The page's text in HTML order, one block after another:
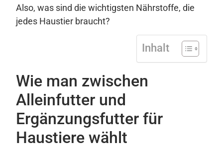
Also, was sind die wichtigsten Nährstoffe, die
jedes Haustier braucht?
Inhalt
Wie man zwischen
Alleinfutter und
Ergänzungsfutter für
Haustiere wählt